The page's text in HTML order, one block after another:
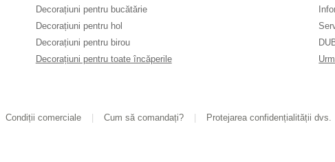
Decorațiuni pentru bucătărie
Decorațiuni pentru hol
Decorațiuni pentru birou
Decorațiuni pentru toate încăperile
Condiții comerciale Cum să comandați? Protejarea confidențialității dvs.